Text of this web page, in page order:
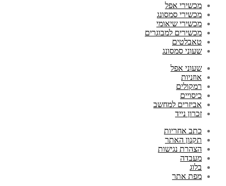
מכשירי אפל
מכשירי סמסונג
מכשירי שיאומי
מכשירים למבוגרים
טאבלטים
שעוני סמסונג
שעוני אפל
אוזניות
רמקולים
כיסויים
אביזרים למחשב
זכרון נייד
כתב אחריות
תקנון האתר
הצהרת נגישות
מעבדה
בלוג
מפת אתר